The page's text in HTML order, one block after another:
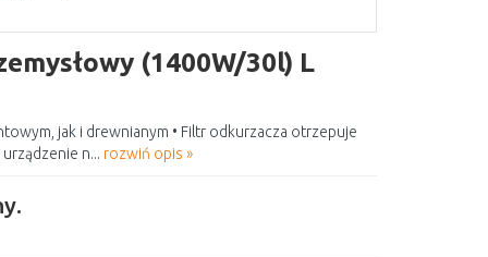
(1400W/30l) L
jak i drewnianym • Filtr odkurzacza otrzepuje
n... rozwiń opis »